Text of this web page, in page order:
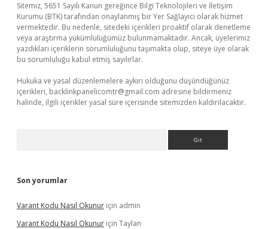
Sitemiz, 5651 Sayılı Kanun gereğince Bilgi Teknolojileri ve İletişim
Kurumu (BTK) tarafından onaylanmış bir Yer Sağlayıcı olarak hizmet
vermektedir. Bu nedenle, sitedeki içerikleri proaktif olarak denetleme
veya araştırma yükümlülüğümüz bulunmamaktadır. Ancak, üyelerimiz
yazdıkları içeriklerin sorumluluğunu taşımakta olup, siteye üye olarak
bu sorumluluğu kabul etmiş sayılırlar.
Hukuka ve yasal düzenlemelere aykırı olduğunu düşündüğünüz
içerikleri, backlinkpanelicomtr@gmail.com adresine bildirmeniz
halinde, ilgili içerikler yasal süre içerisinde sitemizden kaldırılacaktır.
Son yorumlar
Varant Kodu Nasıl Okunur için admin
Varant Kodu Nasıl Okunur için Taylan